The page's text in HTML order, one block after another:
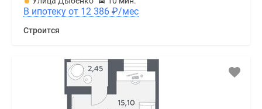
В ипотеку от 12 386 ₽/мес
Строится